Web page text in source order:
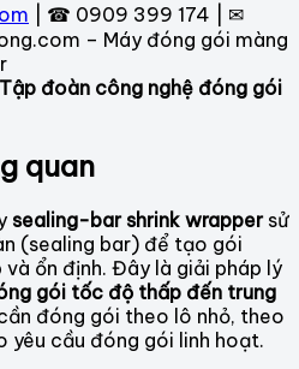
| ☎ 0909 399 174 | ✉
– Máy đóng gói màng
đoàn công nghệ đóng gói
quan
sealing-bar shrink wrappersử
(sealing bar) để tạo gói
ổn định. Đây là giải pháp lý
gói tốc độ thấp đến trung
đóng gói theo lô nhỏ, theo
cầu đóng gói linh hoạt.